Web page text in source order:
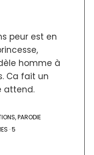
peur est en
homme à
Ca fait un
attend.
,PARODIE
·5